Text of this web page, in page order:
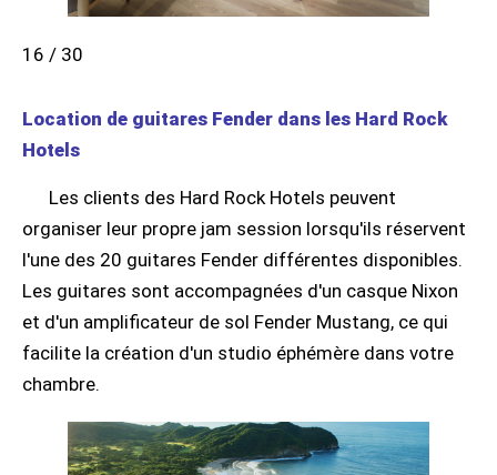
16 / 30
Location de guitares Fender dans les Hard Rock
Hotels
Les clients des Hard Rock Hotels peuvent
organiser leur propre jam session lorsqu'ils réservent
l'une des 20 guitares Fender différentes disponibles.
Les guitares sont accompagnées d'un casque Nixon
et d'un amplificateur de sol Fender Mustang, ce qui
facilite la création d'un studio éphémère dans votre
chambre.